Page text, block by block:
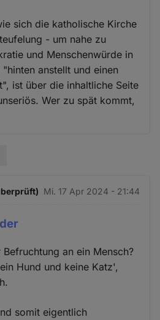
sich die katholische Kirche
- um nahe zu
und Menschenwürde in
anstellt und einen
ist über die inhaltliche Seite
Wer zu spät kommt,
Mi. 17 Apr 2024 - 21:44
an ein Mensch?
Hund und keine Katz',
somit eigentlich